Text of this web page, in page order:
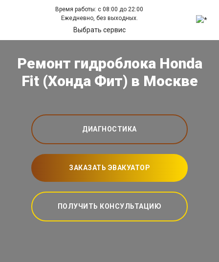
Время работы: с 08:00 до 22:00
Ежедневно, без выходных.
Выбрать сервис
Ремонт гидроблока Honda
Fit (Хонда Фит) в Москве
ДИАГНОСТИКА
ЗАКАЗАТЬ ЭВАКУАТОР
ПОЛУЧИТЬ КОНСУЛЬТАЦИЮ